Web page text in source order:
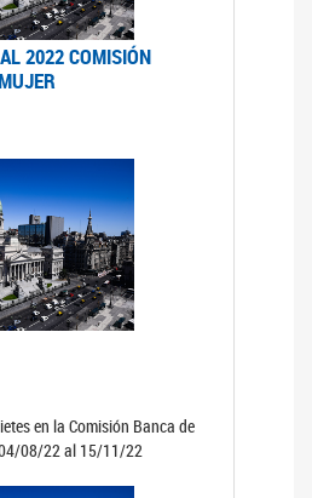
2022 COMISIÓN
en la Comisión Banca de
08/22 al 15/11/22